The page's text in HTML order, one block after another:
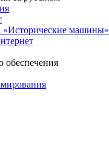
машины»
обеспечения